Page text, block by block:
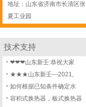
地址：山东省济南市长清区张
夏工业园
技术支持
❤❤❤山东新壬:恭祝大家
★★★山东新壬---2021,
如何根据已知条件确定水
容积式换热器，板式换热器